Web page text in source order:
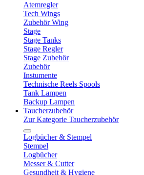
Atemregler
Tech Wings
Zubehör Wing
Stage
Stage Tanks
Stage Regler
Stage Zubehör
Zubehör
Instumente
Technische Reels Spools
Tank Lampen
Backup Lampen
Taucherzubehör
Zur Kategorie Taucherzubehör
Logbücher & Stempel
Stempel
Logbücher
Messer & Cutter
Gesundheit & Hygiene